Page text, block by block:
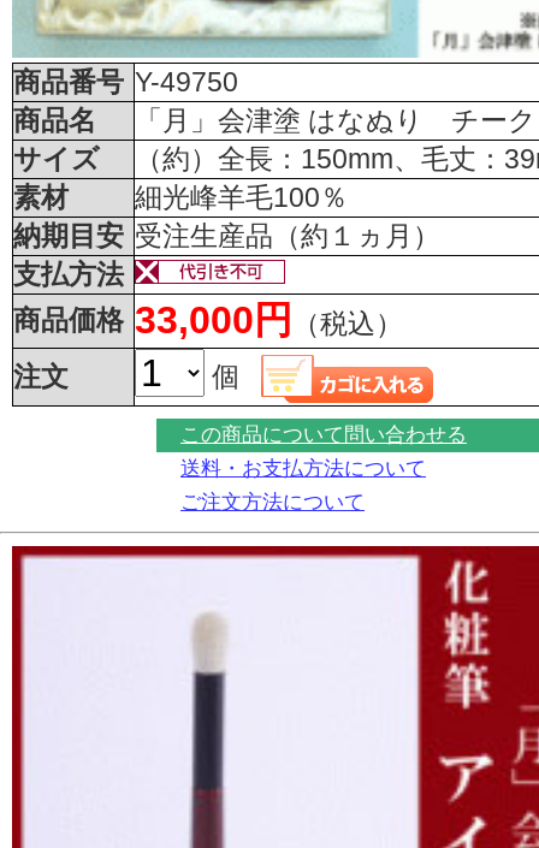
商品番号 Y-49750
商品名
「月」会津塗 はなぬり チーク
サイズ
（約）全長：150mm、毛丈：
素材
細光峰羊毛100％
納期目安 受注生産品（約１ヵ月）
支払方法
商品価格 33,000円
（税込）
注文
個
この商品について問い合わせる
送料・お支払方法について
ご注文方法について